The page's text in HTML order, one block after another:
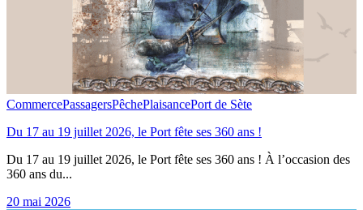
CommercePassagersPêchePlaisancePort de Sète
Du 17 au 19 juillet 2026, le Port fête ses 360 ans !
Du 17 au 19 juillet 2026, le Port fête ses 360 ans ! À l’occasion des
360 ans du...
20 mai 2026